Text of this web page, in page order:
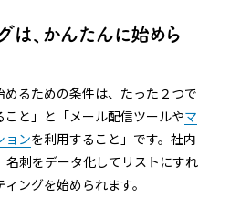
は、かんたんに始めら
めるための条件は、たった２つで
と」と「メール配信ツールやマ
ョンを利用すること」です。社内
名刺をデータ化してリストにすれ
ングを始められます。